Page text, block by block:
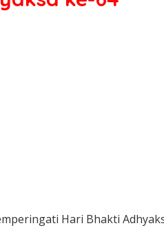
Hari Bhakti